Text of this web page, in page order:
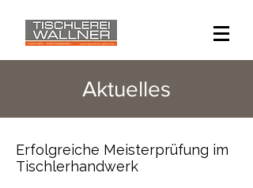
Aktuelles
Erfolgreiche Meisterprüfung im
Tischlerhandwerk